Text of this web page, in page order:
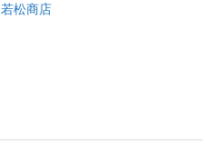
若松商店